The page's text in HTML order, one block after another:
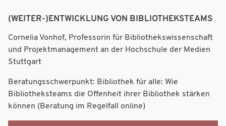
(WEITER-)ENTWICKLUNG VON BIBLIOTHEKSTEAMS
Cornelia Vonhof, Professorin für Bibliothekswissenschaft
und Projektmanagement an der Hochschule der Medien
Stuttgart
Beratungsschwerpunkt: Bibliothek für alle: Wie
Bibliotheksteams die Offenheit ihrer Bibliothek stärken
können (Beratung im Regelfall online)